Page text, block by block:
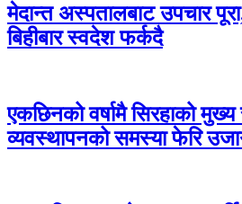
मेदान्त अस्पतालबाट उपचार
बिहीबार स्वदेश फर्कदै
एकछिनको वर्षामै सिरहाको
व्यवस्थापनको समस्या फेरि